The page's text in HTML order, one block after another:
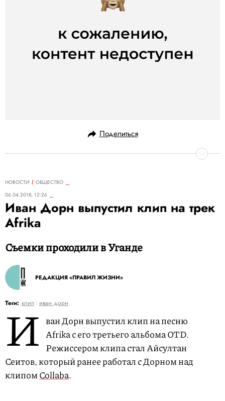
Поделиться
НОВОСТИ
ОБЩЕСТВО
06.04.2018, 12:26
Иван Дорн выпустил клип на трек
Afrika
Съемки проходили в Уганде
РЕДАКЦИЯ «ПРАВИЛ ЖИЗНИ»
Теги: клип иван дорн
И ван Дорн выпустил клип на песню
Afrika с его третьего альбома OTD.
Режиссером клипа стал Айсултан
Сеитов, который ранее работал с Дорном над
клипомCollaba.